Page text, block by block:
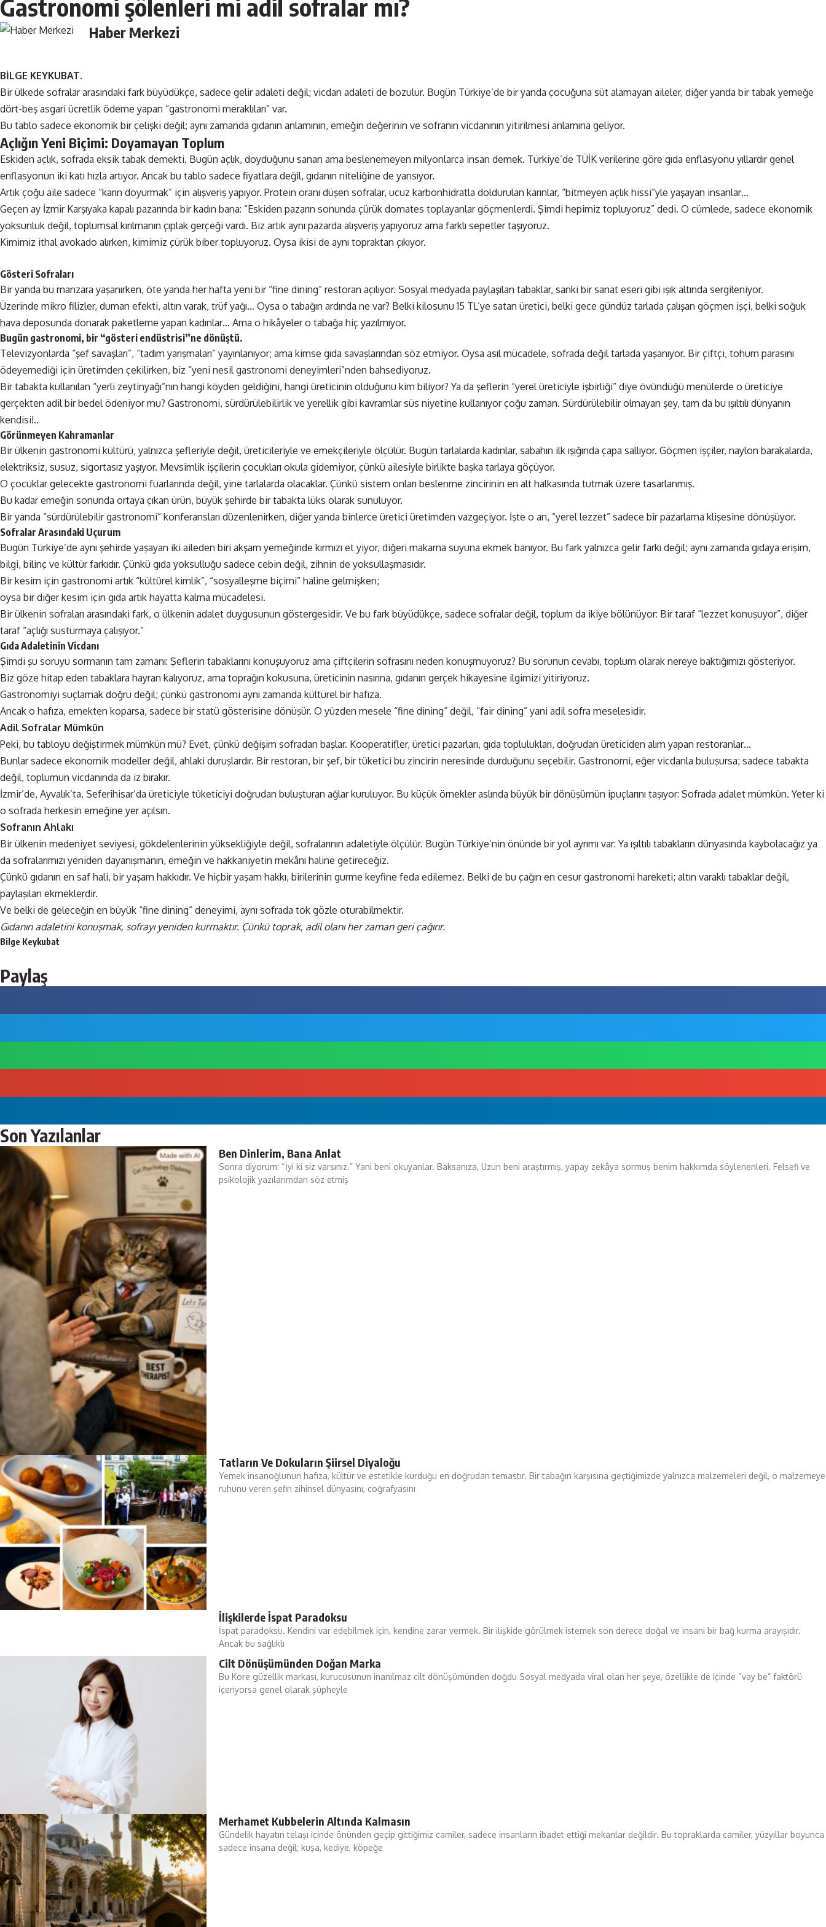
Gastronomi şölenleri mi adil sofralar mı?
Haber Merkezi
BİLGE KEYKUBAT.
Bir ülkede sofralar arasındaki fark büyüdükçe, sadece gelir adaleti değil; vicdan adaleti de bozulur. Bugün Türkiye’de bir yanda çocuğuna süt alamayan aileler, diğer yanda bir tabak yemeğe
dört-beş asgari ücretlik ödeme yapan “gastronomi meraklıları” var.
Bu tablo sadece ekonomik bir çelişki değil; aynı zamanda gıdanın anlamının, emeğin değerinin ve sofranın vicdanının yitirilmesi anlamına geliyor.
Açlığın Yeni Biçimi: Doyamayan Toplum
Eskiden açlık, sofrada eksik tabak demekti. Bugün açlık, doyduğunu sanan ama beslenemeyen milyonlarca insan demek. Türkiye’de TÜİK verilerine göre gıda enflasyonu yıllardır genel
enflasyonun iki katı hızla artıyor. Ancak bu tablo sadece fiyatlara değil, gıdanın niteliğine de yansıyor.
Artık çoğu aile sadece “karın doyurmak” için alışveriş yapıyor. Protein oranı düşen sofralar, ucuz karbonhidratla doldurulan karınlar, “bitmeyen açlık hissi”yle yaşayan insanlar…
Geçen ay İzmir Karşıyaka kapalı pazarında bir kadın bana: “Eskiden pazarın sonunda çürük domates toplayanlar göçmenlerdi. Şimdi hepimiz topluyoruz” dedi. O cümlede, sadece ekonomik
yoksunluk değil, toplumsal kırılmanın çıplak gerçeği vardı. Biz artık aynı pazarda alışveriş yapıyoruz ama farklı sepetler taşıyoruz.
Kimimiz ithal avokado alırken, kimimiz çürük biber topluyoruz. Oysa ikisi de aynı topraktan çıkıyor.
Gösteri Sofraları
Bir yanda bu manzara yaşanırken, öte yanda her hafta yeni bir “fine dining” restoran açılıyor. Sosyal medyada paylaşılan tabaklar, sanki bir sanat eseri gibi ışık altında sergileniyor.
Üzerinde mikro filizler, duman efekti, altın varak, trüf yağı… Oysa o tabağın ardında ne var? Belki kilosunu 15 TL’ye satan üretici, belki gece gündüz tarlada çalışan göçmen işçi, belki soğuk
hava deposunda donarak paketleme yapan kadınlar… Ama o hikâyeler o tabağa hiç yazılmıyor.
Bugün gastronomi, bir “gösteri endüstrisi”ne dönüştü.
Televizyonlarda “şef savaşları”, “tadım yarışmaları” yayınlanıyor; ama kimse gıda savaşlarından söz etmiyor. Oysa asıl mücadele, sofrada değil tarlada yaşanıyor. Bir çiftçi, tohum parasını
ödeyemediği için üretimden çekilirken, biz “yeni nesil gastronomi deneyimleri”nden bahsediyoruz.
Bir tabakta kullanılan “yerli zeytinyağı”nın hangi köyden geldiğini, hangi üreticinin olduğunu kim biliyor? Ya da şeflerin “yerel üreticiyle işbirliği” diye övündüğü menülerde o üreticiye
gerçekten adil bir bedel ödeniyor mu? Gastronomi, sürdürülebilirlik ve yerellik gibi kavramlar süs niyetine kullanıyor çoğu zaman. Sürdürülebilir olmayan şey, tam da bu ışıltılı dünyanın
kendisi!..
Görünmeyen Kahramanlar
Bir ülkenin gastronomi kültürü, yalnızca şefleriyle değil, üreticileriyle ve emekçileriyle ölçülür. Bugün tarlalarda kadınlar, sabahın ilk ışığında çapa sallıyor. Göçmen işçiler, naylon barakalarda,
elektriksiz, susuz, sigortasız yaşıyor. Mevsimlik işçilerin çocukları okula gidemiyor, çünkü ailesiyle birlikte başka tarlaya göçüyor.
O çocuklar gelecekte gastronomi fuarlarında değil, yine tarlalarda olacaklar. Çünkü sistem onları beslenme zincirinin en alt halkasında tutmak üzere tasarlanmış.
Bu kadar emeğin sonunda ortaya çıkan ürün, büyük şehirde bir tabakta lüks olarak sunuluyor.
Bir yanda “sürdürülebilir gastronomi” konferansları düzenlenirken, diğer yanda binlerce üretici üretimden vazgeçiyor. İşte o an, “yerel lezzet” sadece bir pazarlama klişesine dönüşüyor.
Sofralar Arasındaki Uçurum
Bugün Türkiye’de aynı şehirde yaşayan iki aileden biri akşam yemeğinde kırmızı et yiyor, diğeri makarna suyuna ekmek banıyor. Bu fark yalnızca gelir farkı değil; aynı zamanda gıdaya erişim,
bilgi, bilinç ve kültür farkıdır. Çünkü gıda yoksulluğu sadece cebin değil, zihnin de yoksullaşmasıdır.
Bir kesim için gastronomi artık “kültürel kimlik”, “sosyalleşme biçimi” haline gelmişken;
oysa bir diğer kesim için gıda artık hayatta kalma mücadelesi.
Bir ülkenin sofraları arasındaki fark, o ülkenin adalet duygusunun göstergesidir. Ve bu fark büyüdükçe, sadece sofralar değil, toplum da ikiye bölünüyor: Bir taraf “lezzet konuşuyor”, diğer
taraf “açlığı susturmaya çalışıyor.”
Gıda Adaletinin Vicdanı
Şimdi şu soruyu sormanın tam zamanı: Şeflerin tabaklarını konuşuyoruz ama çiftçilerin sofrasını neden konuşmuyoruz? Bu sorunun cevabı, toplum olarak nereye baktığımızı gösteriyor.
Biz göze hitap eden tabaklara hayran kalıyoruz, ama toprağın kokusuna, üreticinin nasırına, gıdanın gerçek hikayesine ilgimizi yitiriyoruz.
Gastronomiyi suçlamak doğru değil; çünkü gastronomi aynı zamanda kültürel bir hafıza.
Ancak o hafıza, emekten koparsa, sadece bir statü gösterisine dönüşür. O yüzden mesele “fine dining” değil, “fair dining” yani adil sofra meselesidir.
Adil Sofralar Mümkün
Peki, bu tabloyu değiştirmek mümkün mü? Evet, çünkü değişim sofradan başlar. Kooperatifler, üretici pazarları, gıda toplulukları, doğrudan üreticiden alım yapan restoranlar…
Bunlar sadece ekonomik modeller değil, ahlaki duruşlardır. Bir restoran, bir şef, bir tüketici bu zincirin neresinde durduğunu seçebilir. Gastronomi, eğer vicdanla buluşursa; sadece tabakta
değil, toplumun vicdanında da iz bırakır.
İzmir’de, Ayvalık’ta, Seferihisar’da üreticiyle tüketiciyi doğrudan buluşturan ağlar kuruluyor. Bu küçük örnekler aslında büyük bir dönüşümün ipuçlarını taşıyor: Sofrada adalet mümkün. Yeter ki
o sofrada herkesin emeğine yer açılsın.
Sofranın Ahlakı
Bir ülkenin medeniyet seviyesi, gökdelenlerinin yüksekliğiyle değil, sofralarının adaletiyle ölçülür. Bugün Türkiye’nin önünde bir yol ayrımı var: Ya ışıltılı tabakların dünyasında kaybolacağız ya
da sofralarımızı yeniden dayanışmanın, emeğin ve hakkaniyetin mekânı haline getireceğiz.
Çünkü gıdanın en saf hali, bir yaşam hakkıdır. Ve hiçbir yaşam hakkı, birilerinin gurme keyfine feda edilemez. Belki de bu çağın en cesur gastronomi hareketi; altın varaklı tabaklar değil,
paylaşılan ekmeklerdir.
Ve belki de geleceğin en büyük “fine dining” deneyimi, aynı sofrada tok gözle oturabilmektir.
Gıdanın adaletini konuşmak, sofrayı yeniden kurmaktır. Çünkü toprak, adil olanı her zaman geri çağırır.
Bilge Keykubat
Paylaş
Son Yazılanlar
Ben Dinlerim, Bana Anlat
Sonra diyorum: “İyi ki siz varsınız.” Yani beni okuyanlar. Baksanıza, Uzun beni araştırmış, yapay zekâya sormuş benim hakkımda söylenenleri. Felsefi ve
psikolojik yazılarımdan söz etmiş
Tatların Ve Dokuların Şiirsel Diyaloğu
Yemek insanoğlunun hafıza, kültür ve estetikle kurduğu en doğrudan temastır. Bir tabağın karşısına geçtiğimizde yalnızca malzemeleri değil, o malzemeye
ruhunu veren şefin zihinsel dünyasını, coğrafyasını
İlişkilerde İspat Paradoksu
İspat paradoksu. Kendini var edebilmek için, kendine zarar vermek. Bir ilişkide görülmek istemek son derece doğal ve insani bir bağ kurma arayışıdır.
Ancak bu sağlıklı
Cilt Dönüşümünden Doğan Marka
Bu Kore güzellik markası, kurucusunun inanılmaz cilt dönüşümünden doğdu Sosyal medyada viral olan her şeye, özellikle de içinde “vay be” faktörü
içeriyorsa genel olarak şüpheyle
Merhamet Kubbelerin Altında Kalmasın
Gündelik hayatın telaşı içinde önünden geçip gittiğimiz camiler, sadece insanların ibadet ettiği mekanlar değildir. Bu topraklarda camiler, yüzyıllar boyunca
sadece insana değil; kuşa, kediye, köpeğe